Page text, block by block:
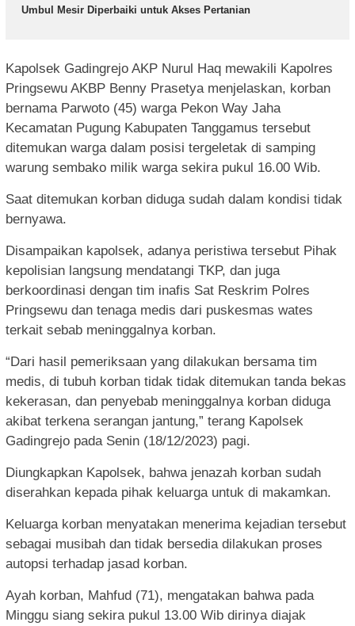
Umbul Mesir Diperbaiki untuk Akses Pertanian
Kapolsek Gadingrejo AKP Nurul Haq mewakili Kapolres
Pringsewu AKBP Benny Prasetya menjelaskan, korban
bernama Parwoto (45) warga Pekon Way Jaha
Kecamatan Pugung Kabupaten Tanggamus tersebut
ditemukan warga dalam posisi tergeletak di samping
warung sembako milik warga sekira pukul 16.00 Wib.
Saat ditemukan korban diduga sudah dalam kondisi tidak
bernyawa.
Disampaikan kapolsek, adanya peristiwa tersebut Pihak
kepolisian langsung mendatangi TKP, dan juga
berkoordinasi dengan tim inafis Sat Reskrim Polres
Pringsewu dan tenaga medis dari puskesmas wates
terkait sebab meninggalnya korban.
“Dari hasil pemeriksaan yang dilakukan bersama tim
medis, di tubuh korban tidak tidak ditemukan tanda bekas
kekerasan, dan penyebab meninggalnya korban diduga
akibat terkena serangan jantung,” terang Kapolsek
Gadingrejo pada Senin (18/12/2023) pagi.
Diungkapkan Kapolsek, bahwa jenazah korban sudah
diserahkan kepada pihak keluarga untuk di makamkan.
Keluarga korban menyatakan menerima kejadian tersebut
sebagai musibah dan tidak bersedia dilakukan proses
autopsi terhadap jasad korban.
Ayah korban, Mahfud (71), mengatakan bahwa pada
Minggu siang sekira pukul 13.00 Wib dirinya diajak